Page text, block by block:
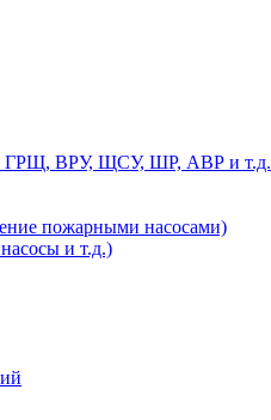
ГРЩ, ВРУ, ЩСУ, ШР, АВР и т.д.
пожарными насосами)
и т.д.)